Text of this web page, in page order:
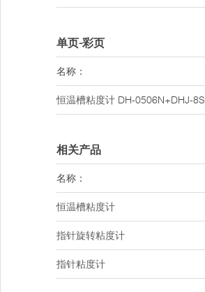
单页-彩页
名称：
恒温槽粘度计 DH-0506N+DHJ-8S
相关产品
名称：
恒温槽粘度计
指针旋转粘度计
指针粘度计